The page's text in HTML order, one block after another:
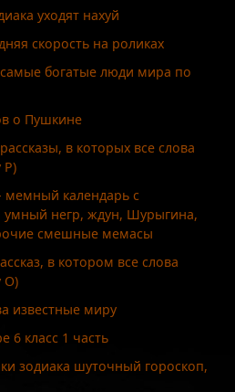
уходят нахуй
скорость на роликах
богатые люди мира по
о Пушкине
в которых все слова
Р)
мемный календарь с
умный негр, ждун, Шурыгина,
смешные мемасы
в котором все слова
О)
известные миру
6 класс 1 часть
зодиака шуточный гороскоп,